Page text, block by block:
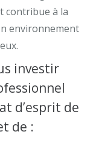
contribue à la
environnement
investir
d’esprit de
de :